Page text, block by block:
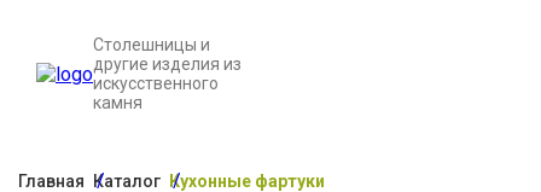
Столешницы и
другие изделия из
искусственного
камня
Главная Каталог Кухонные фартуки